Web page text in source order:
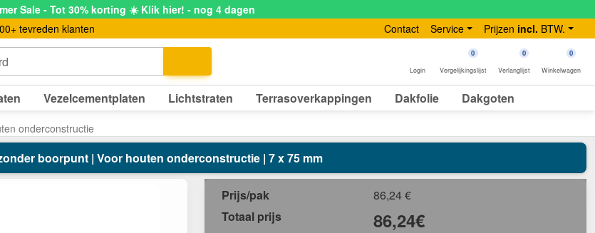
Sale - Tot 30% korting ☀️ Klik hier! - nog 4 dagen
tevreden klanten Contact Service Prijzen incl. BTW.
Login
0
Vergelijkingslijst
0
Verlanglijst
0
Winkelwagen
Vezelcementplaten Lichtstraten Terrasoverkappingen Dakfolie Dakgoten
onderconstructie
boorpunt | Voor houten onderconstructie | 7 x 75 mm
Prijs/pak 86,24€
Totaal prijs
86,24€